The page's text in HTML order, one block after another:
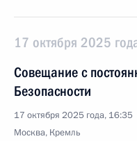
17 октября 2025
Совещание с
Безопасности
17 октября 2025 года, 16:35
Москва, Кремль